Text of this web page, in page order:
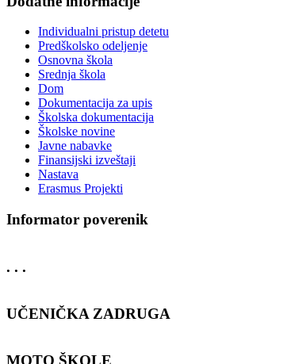
Individualni pristup detetu
Predškolsko odeljenje
Osnovna škola
Srednja škola
Dom
Dokumentacija za upis
Školska dokumentacija
Školske novine
Javne nabavke
Finansijski izveštaji
Nastava
Erasmus Projekti
Informator poverenik
. . .
UČENIČKA ZADRUGA